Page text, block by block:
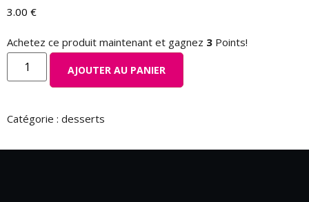
3.00 €
Achetez ce produit maintenant et gagnez 3 Points!
AJOUTER AU PANIER
Catégorie : desserts